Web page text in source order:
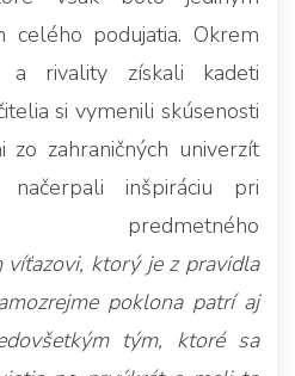
celého podujatia. Okrem
a rivality získali kadeti
si vymenili skúsenosti
zahraničných univerzít
inšpiráciu pri
predmetného
víťazovi, ktorý je z pravidla
poklona patrí aj
tým, ktoré sa